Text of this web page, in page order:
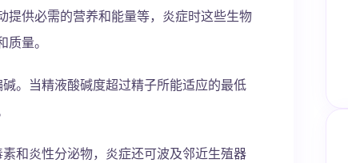
供必需的营养和能量等，炎症时这些生物
量。
。当精液酸碱度超过精子所能适应的最低
和炎性分泌物，炎症还可波及邻近生殖器